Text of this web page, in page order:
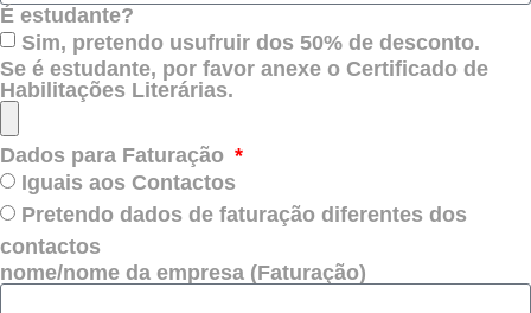
É estudante?
Sim, pretendo usufruir dos 50% de desconto.
Se é estudante, por favor anexe o Certificado de
Habilitações Literárias.
Dados para Faturação
Iguais aos Contactos
Pretendo dados de faturação diferentes dos
contactos
nome/nome da empresa (Faturação)